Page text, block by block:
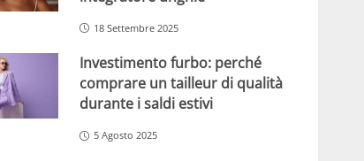
18 Settembre 2025
Investimento furbo: perché
comprare un tailleur di qualità
durante i saldi estivi
5 Agosto 2025